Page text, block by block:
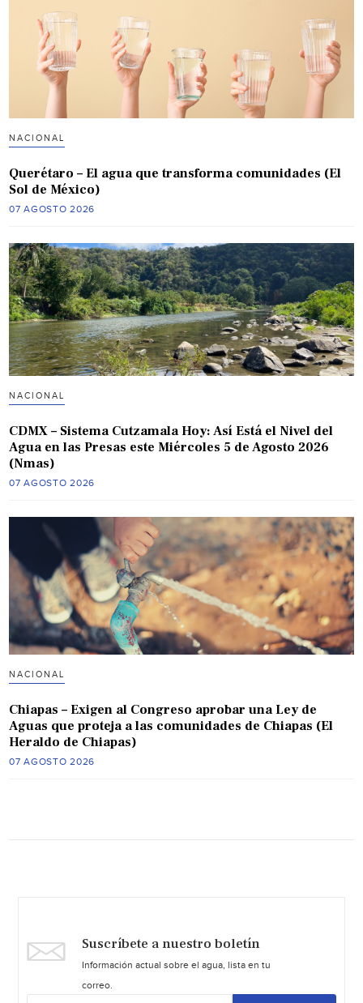
NACIONAL
Querétaro – El agua que transforma comunidades (El
Sol de México)
07 AGOSTO 2026
NACIONAL
CDMX – Sistema Cutzamala Hoy: Así Está el Nivel del
Agua en las Presas este Miércoles 5 de Agosto 2026
(Nmas)
07 AGOSTO 2026
NACIONAL
Chiapas – Exigen al Congreso aprobar una Ley de
Aguas que proteja a las comunidades de Chiapas (El
Heraldo de Chiapas)
07 AGOSTO 2026
Suscríbete a nuestro boletín
Información actual sobre el agua, lista en tu
correo.